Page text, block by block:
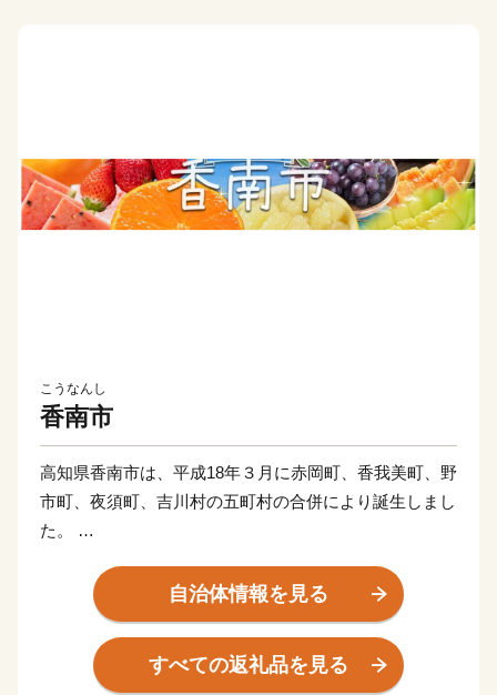
こうなんし
香南市
高知県香南市は、平成18年３月に赤岡町、香我美町、野
市町、夜須町、吉川村の五町村の合併により誕生しまし
た。
山地部からなり、市内を物部川、香宗川などが流れ、美
しい水と緑に包まれた元気で豊かなまちです。
香南市へのご寄附、誠にありがとうございます！
自治体情報を見る
すべての返礼品を見る